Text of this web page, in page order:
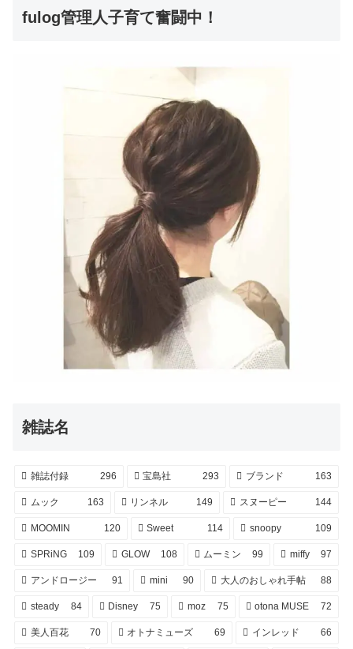
fulog管理人子育て奮闘中！
雑誌名
雑誌付録 296 宝島社 293 ブランド 163
ムック 163 リンネル 149 スヌーピー 144
MOOMIN 120 Sweet 114 snoopy 109
SPRiNG 109 GLOW 108 ムーミン 99 miffy 97
アンドロージー 91 mini 90 大人のおしゃれ手帖 88
steady 84 Disney 75 moz 75 otona MUSE 72
美人百花 70 オトナミューズ 69 インレッド 66